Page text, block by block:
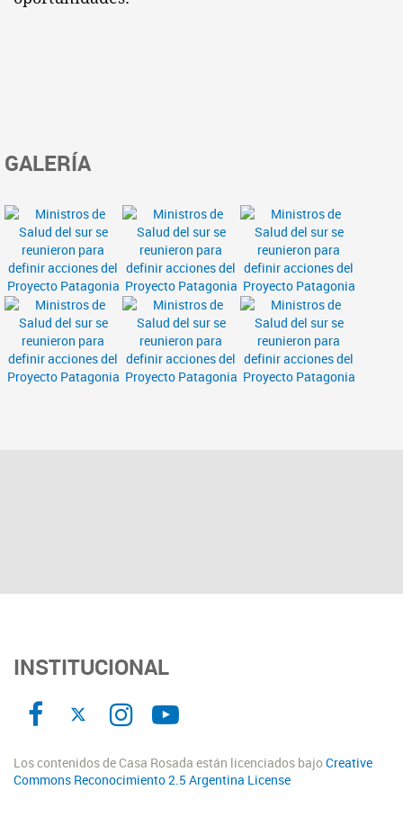
GALERÍA
INSTITUCIONAL
Los contenidos de Casa Rosada están licenciados bajoCreative
Commons Reconocimiento 2.5 Argentina License